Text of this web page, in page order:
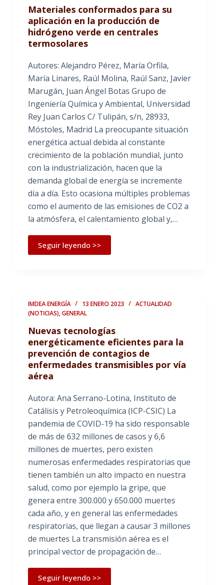
Materiales conformados para su
aplicación en la producción de
hidrógeno verde en centrales
termosolares
Autores: Alejandro Pérez, María Orfila,
María Linares, Raúl Molina, Raúl Sanz, Javier
Marugán, Juan Ángel Botas Grupo de
Ingeniería Química y Ambiental, Universidad
Rey Juan Carlos C/ Tulipán, s/n, 28933,
Móstoles, Madrid La preocupante situación
energética actual debida al constante
crecimiento de la población mundial, junto
con la industrialización, hacen que la
demanda global de energía se incremente
día a día. Esto ocasiona múltiples problemas
como el aumento de las emisiones de CO2 a
la atmósfera, el calentamiento global y,…
Seguir leyendo >>
IMDEA ENERGÍA 13 ENERO 2023
ACTUALIDAD
(NOTICIAS),GENERAL
Nuevas tecnologías
energéticamente eficientes para la
prevención de contagios de
enfermedades transmisibles por vía
aérea
Autora: Ana Serrano-Lotina, Instituto de
Catálisis y Petroleoquímica (ICP-CSIC) La
pandemia de COVID-19 ha sido responsable
de más de 632 millones de casos y 6,6
millones de muertes, pero existen
numerosas enfermedades respiratorias que
tienen también un alto impacto en nuestra
salud, como por ejemplo la gripe, que
genera entre 300.000 y 650.000 muertes
cada año, y en general las enfermedades
respiratorias, que llegan a causar 3 millones
de muertes La transmisión aérea es el
principal vector de propagación de…
Seguir leyendo >>